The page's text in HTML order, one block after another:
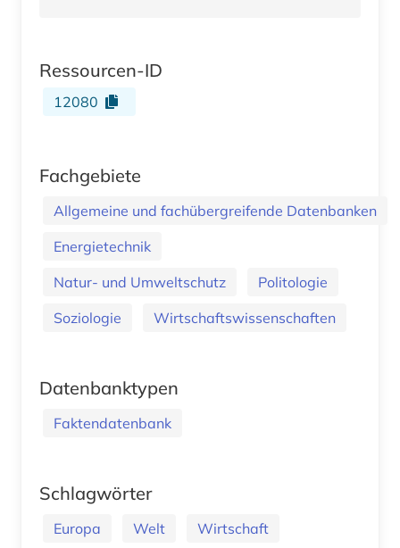
Ressourcen-ID
12080
Fachgebiete
Allgemeine und fachübergreifende Datenbanken
Energietechnik
Natur- und Umweltschutz
Politologie
Soziologie
Wirtschaftswissenschaften
Datenbanktypen
Faktendatenbank
Schlagwörter
Europa Welt
Wirtschaft